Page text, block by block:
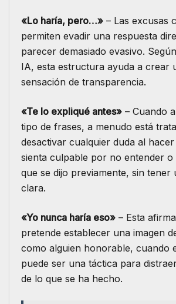
«Lo haría, pero…» – Las excusas
permiten evadir una respuesta
parecer demasiado evasivo.
IA, esta estructura ayuda a crear
sensación de transparencia.
«Te lo expliqué antes» – Cuando
tipo de frases, a menudo está
desactivar cualquier duda al
sienta culpable por no entender
que se dijo previamente, sin tener
clara.
«Yo nunca haría eso» – Esta
pretende establecer una imagen
como alguien honorable, cuando
puede ser una táctica para
de lo que se ha hecho.